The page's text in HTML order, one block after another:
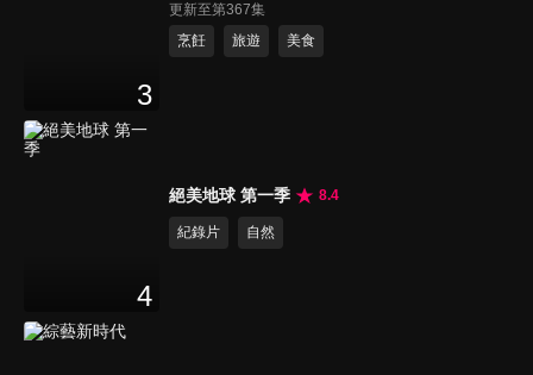
3
更新至第367集
烹飪
旅遊 美食
4
絕美地球 第一季 8.4
紀錄片 自然